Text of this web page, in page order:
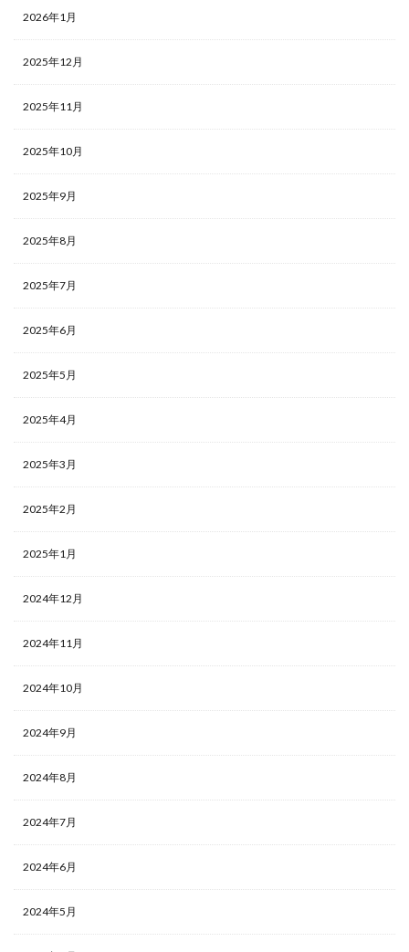
2026年1月
2025年12月
2025年11月
2025年10月
2025年9月
2025年8月
2025年7月
2025年6月
2025年5月
2025年4月
2025年3月
2025年2月
2025年1月
2024年12月
2024年11月
2024年10月
2024年9月
2024年8月
2024年7月
2024年6月
2024年5月